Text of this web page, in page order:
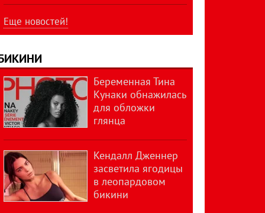
Еще новостей!
Беременная Тина
Кунаки обнажилась
для обложки
глянца
Кендалл Дженнер
засветила ягодицы
в леопардовом
бикини